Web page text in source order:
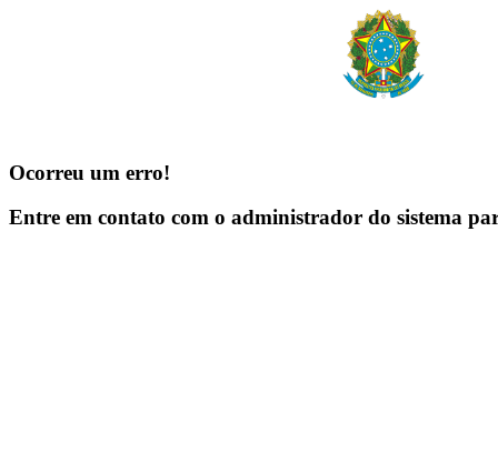
Ocorreu um erro!
Entre em contato com o administrador do sistema